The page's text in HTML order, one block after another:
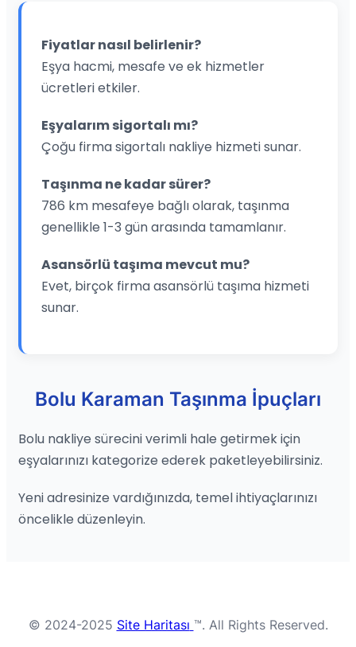
Fiyatlar nasıl belirlenir?
Eşya hacmi, mesafe ve ek hizmetler
ücretleri etkiler.
Eşyalarım sigortalı mı?
Çoğu firma sigortalı nakliye hizmeti sunar.
Taşınma ne kadar sürer?
786 km mesafeye bağlı olarak, taşınma
genellikle 1-3 gün arasında tamamlanır.
Asansörlü taşıma mevcut mu?
Evet, birçok firma asansörlü taşıma hizmeti
sunar.
Bolu Karaman Taşınma İpuçları
Bolu nakliye sürecini verimli hale getirmek için
eşyalarınızı kategorize ederek paketleyebilirsiniz.
Yeni adresinize vardığınızda, temel ihtiyaçlarınızı
öncelikle düzenleyin.
© 2024-2025 Site Haritası ™. All Rights Reserved.